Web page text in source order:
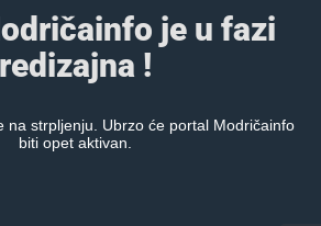
je u fazi
redizajna !
na strpljenju. Ubrzo će portal Modričainfo
biti opet aktivan.